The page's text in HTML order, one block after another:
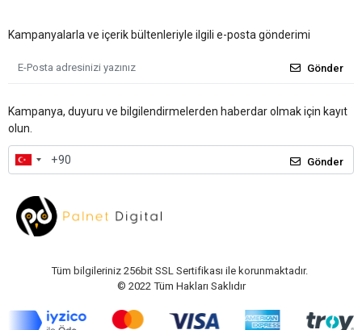
Kampanyalarla ve içerik bültenleriyle ilgili e-posta gönderimi
Gönder
Kampanya, duyuru ve bilgilendirmelerden haberdar olmak için kayıt
olun.
Gönder
Tüm bilgileriniz 256bit SSL Sertifikası ile korunmaktadır.
© 2022 Tüm Hakları Saklıdır